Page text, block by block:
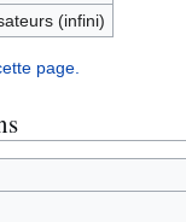
(infini)
page.